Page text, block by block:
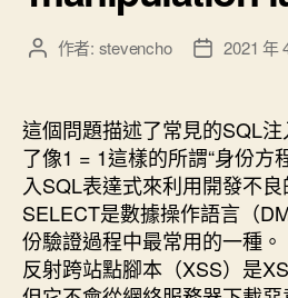
文
者
作者: stevencho
文
佈
日
期
2021 年
這個問題描述了常見的SQL
了像1 = 1這樣的所謂“身份方
入SQL表達式來利用開發不
SELECT是數據操作語言（
份驗證過程中最常用的一種。
反射跨站點腳本（XSS）是